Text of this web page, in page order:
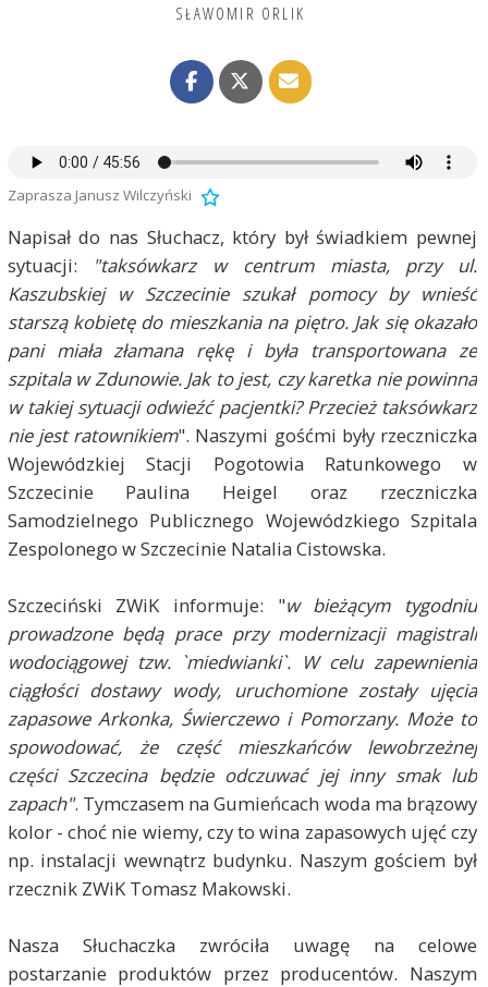
SŁAWOMIR ORLIK
Zaprasza Janusz Wilczyński
Napisał do nas Słuchacz, który był świadkiem pewnej
sytuacji:
"taksówkarz w centrum miasta, przy ul.
Kaszubskiej w Szczecinie szukał pomocy by wnieść
starszą kobietę do mieszkania na piętro. Jak się okazało
pani miała złamana rękę i była transportowana ze
szpitala w Zdunowie. Jak to jest, czy karetka nie powinna
w takiej sytuacji odwieźć pacjentki? Przecież taksówkarz
nie jest ratownikiem". Naszymi gośćmi były rzeczniczka
Wojewódzkiej Stacji Pogotowia Ratunkowego w
Szczecinie Paulina Heigel oraz rzeczniczka
Samodzielnego Publicznego Wojewódzkiego Szpitala
Zespolonego w Szczecinie Natalia Cistowska.
Szczeciński ZWiK informuje: "w bieżącym tygodniu
prowadzone będą prace przy modernizacji magistrali
wodociągowej tzw. `miedwianki`. W celu zapewnienia
ciągłości dostawy wody, uruchomione zostały ujęcia
zapasowe Arkonka, Świerczewo i Pomorzany. Może to
spowodować, że część mieszkańców lewobrzeżnej
części Szczecina będzie odczuwać jej inny smak lub
zapach". Tymczasem na Gumieńcach woda ma brązowy
kolor - choć nie wiemy, czy to wina zapasowych ujęć czy
np. instalacji wewnątrz budynku. Naszym gościem był
rzecznik ZWiK Tomasz Makowski.
Nasza Słuchaczka zwróciła uwagę na celowe
postarzanie produktów przez producentów. Naszym